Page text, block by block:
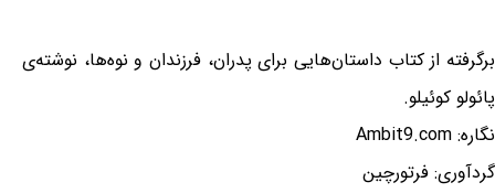
برگرفته از کتاب داستان‌هایی برای پدران، فرزندان و نوه‌ها، نوشته‌ی
پائولو کوئیلو.
نگاره: Ambit9.com
گردآوری: فرتورچین